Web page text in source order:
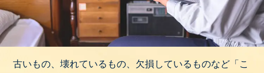
古いもの、壊れているもの、欠損しているものなど「こ